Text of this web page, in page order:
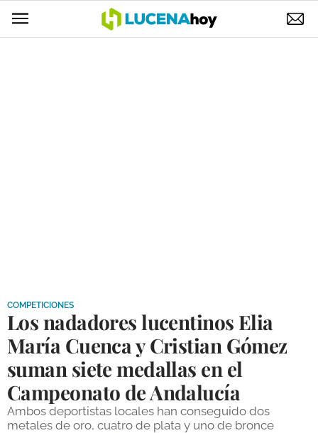
DEPORTES
COMPETICIONES
OPINIÓN
COMPETICIONES
Los nadadores lucentinos Elia
María Cuenca y Cristian Gómez
suman siete medallas en el
Campeonato de Andalucía
Ambos deportistas locales han conseguido dos
metales de oro, cuatro de plata y uno de bronce